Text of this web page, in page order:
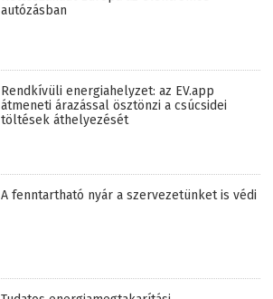
autózásban
Rendkívüli energiahelyzet: az EV.app
átmeneti árazással ösztönzi a csúcsidei
töltések áthelyezését
A fenntartható nyár a szervezetünket is védi